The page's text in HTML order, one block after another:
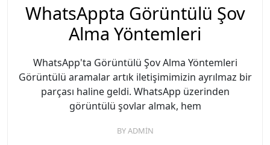
WhatsAppta Görüntülü Şov
Alma Yöntemleri
WhatsApp'ta Görüntülü Şov Alma Yöntemleri
Görüntülü aramalar artık iletişimimizin ayrılmaz bir
parçası haline geldi. WhatsApp üzerinden
görüntülü şovlar almak, hem
BYADMIN